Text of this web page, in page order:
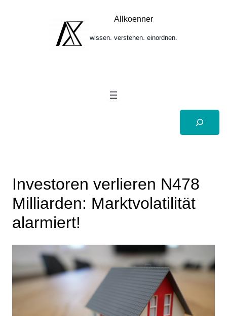
Allkoenner
wissen. verstehen. einordnen.
Suchen
Investoren verlieren N478
Milliarden: Marktvolatilität
alarmiert!